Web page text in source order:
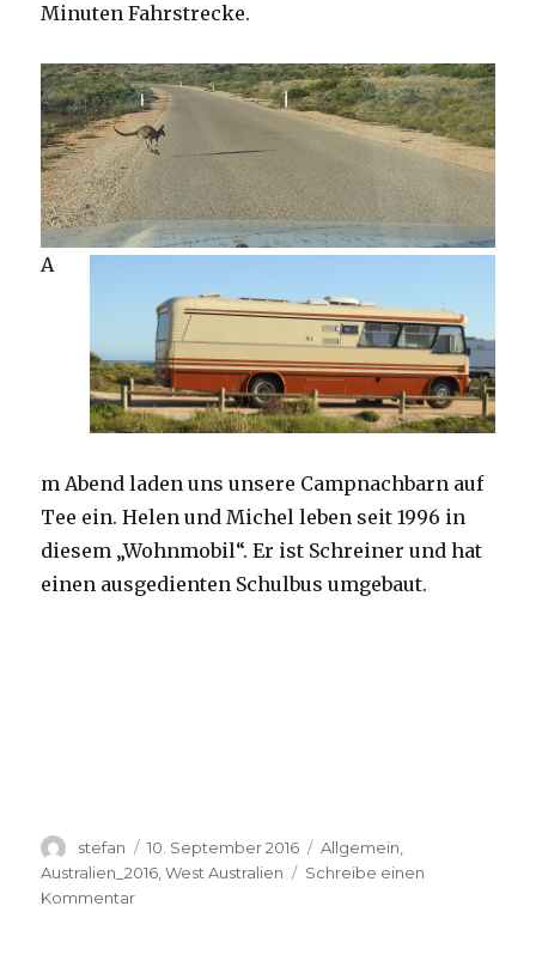
Minuten Fahrstrecke.
A
m Abend laden uns unsere Campnachbarn auf
Tee ein. Helen und Michel leben seit 1996 in
diesem „Wohnmobil“. Er ist Schreiner und hat
einen ausgedienten Schulbus umgebaut.
Autor
stefan
Veröffentlicht
am
10. September 2016 Kategorien
Allgemein
Australien_2016 ,West Australien
Schreibe einen
Kommentarzu